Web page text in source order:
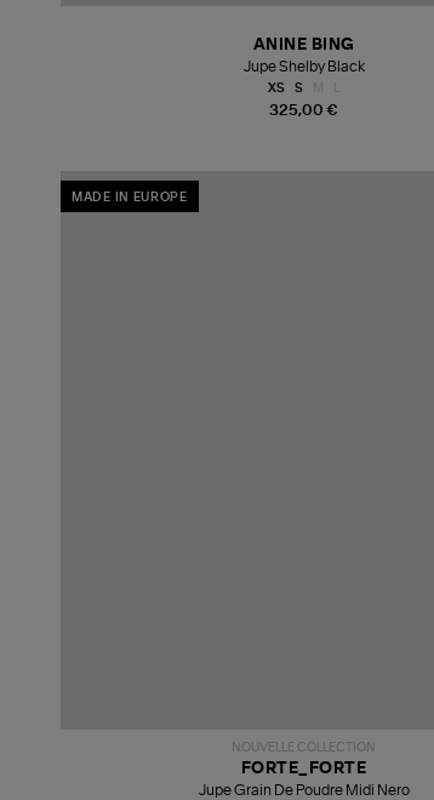
325,00 €
ANINE BING
Jupe Shelby Black
XS S
MADE IN EUROPE
NOUVELLE COLLECTION
FORTE_FORTE
Jupe Grain De Poudre Midi Nero